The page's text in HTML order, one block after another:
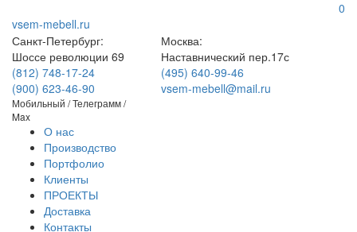
0
vsem-mebell.ru
Санкт-Петербург:
Шоссе революции 69
(812) 748-17-24
(900) 623-46-90
Мобильный / Телеграмм /
Max
Москва:
Наставнический пер.17с
(495) 640-99-46
vsem-mebell@mail.ru
О нас
Производство
Портфолио
Клиенты
ПРОЕКТЫ
Доставка
Контакты